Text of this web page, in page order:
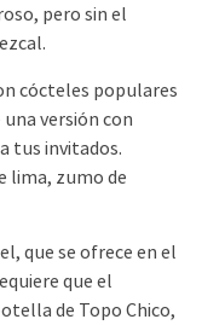
pero sin el
cócteles populares
versión con
tus invitados.
lima, zumo de
que se ofrece en el
que el
de Topo Chico,